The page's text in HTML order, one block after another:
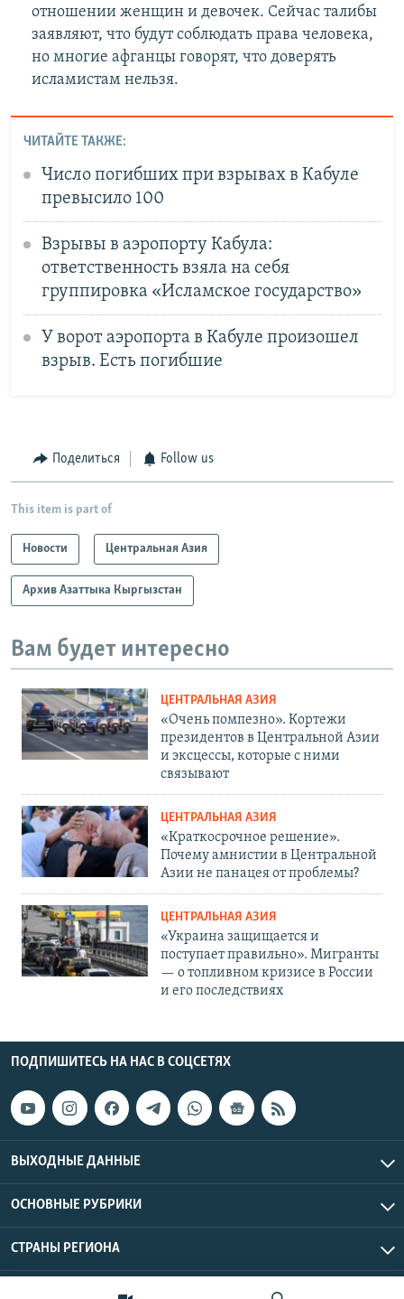
отношении женщин и девочек. Сейчас талибы
заявляют, что будут соблюдать права человека,
но многие афганцы говорят, что доверять
исламистам нельзя.
ЧИТАЙТЕ ТАКЖЕ:
Число погибших при взрывах в Кабуле
превысило 100
Взрывы в аэропорту Кабула:
ответственность взяла на себя
группировка «Исламское государство»
У ворот аэропорта в Кабуле произошел
взрыв. Есть погибшие
Поделиться Follow us
This item is part of
Новости Центральная Азия
Архив Азаттыка Кыргызстан
Вам будет интересно
ЦЕНТРАЛЬНАЯ АЗИЯ
«Очень помпезно». Кортежи
президентов в Центральной Азии
и эксцессы, которые с ними
связывают
ЦЕНТРАЛЬНАЯ АЗИЯ
«Краткосрочное решение».
Почему амнистии в Центральной
Азии не панацея от проблемы?
ЦЕНТРАЛЬНАЯ АЗИЯ
«Украина защищается и
поступает правильно». Мигранты
— о топливном кризисе в России
и его последствиях
ПОДПИШИТЕСЬ НА НАС В СОЦСЕТЯХ
ВЫХОДНЫЕ ДАННЫЕ
ОСНОВНЫЕ РУБРИКИ
СТРАНЫ РЕГИОНА
Азаттык Азия © 2026 RFE/RL, Inc. | Все права защищены.